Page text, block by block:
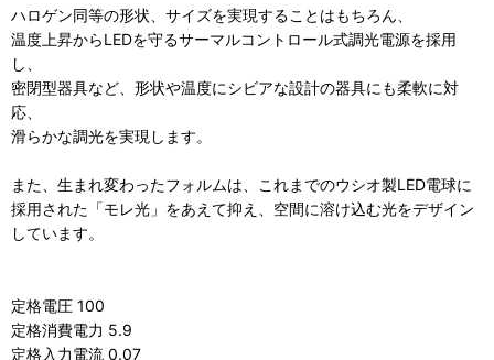
ハロゲン同等の形状、サイズを実現することはもちろん、
温度上昇からLEDを守るサーマルコントロール式調光電源を採用
し、
密閉型器具など、形状や温度にシビアな設計の器具にも柔軟に対
応、
滑らかな調光を実現します。
また、生まれ変わったフォルムは、これまでのウシオ製LED電球に
採用された「モレ光」をあえて抑え、空間に溶け込む光をデザイン
しています。
定格電圧 100
定格消費電力 5.9
定格入力電流 0.07